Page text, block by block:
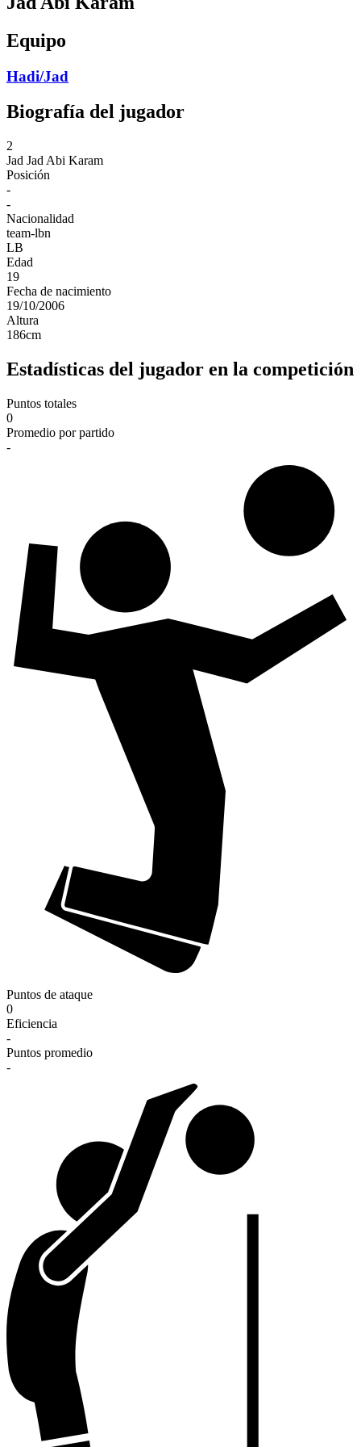
Equipo
Hadi/Jad
Biografía del jugador
2
Jad Jad Abi Karam
Posición
-
-
Nacionalidad
team-lbn
LB
Edad
19
Fecha de nacimiento
19/10/2006
Altura
186cm
Estadísticas del jugador en la competición
Puntos totales
0
Promedio por partido
-
Puntos de ataque
0
Eficiencia
-
Puntos promedio
-